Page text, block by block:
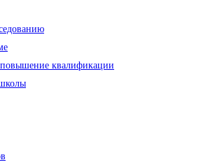
квалификации